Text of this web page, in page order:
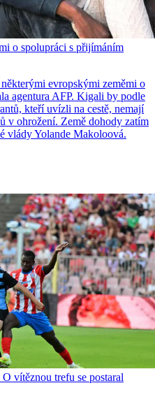
o spolupráci s přijímáním
evropskými zeměmi o
agentura AFP. Kigali by podle
kteří uvízli na cestě, nemají
v ohrožení. Země dohody zatím
vlády Yolande Makoloová.
vítěznou trefu se postaral